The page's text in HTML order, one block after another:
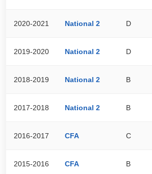
2020-2021 National 2 D
2019-2020 National 2 D
2018-2019 National 2 B
2017-2018 National 2 B
2016-2017 CFA C
2015-2016 CFA B